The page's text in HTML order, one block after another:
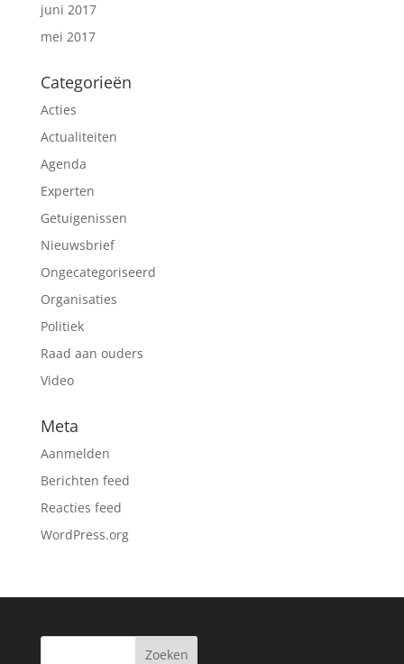
juni 2017
mei 2017
Categorieën
Acties
Actualiteiten
Agenda
Experten
Getuigenissen
Nieuwsbrief
Ongecategoriseerd
Organisaties
Politiek
Raad aan ouders
Video
Meta
Aanmelden
Berichten feed
Reacties feed
WordPress.org